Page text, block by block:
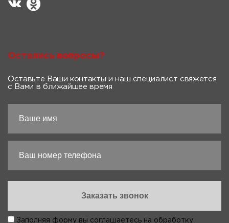
Остались вопросы?
Оставьте Ваши контакты и наш специалист свяжется
с Вами в ближайшее время
Заполняя форму вы соглашаетесь на обработку